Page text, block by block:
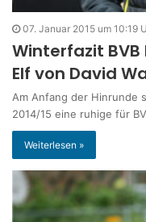
07. Januar 2015 um 10:19
Winterfazit BVB
Elf von David
Am Anfang der Hinrunde
2014/15 eine ruhige für
Weiterlesen »